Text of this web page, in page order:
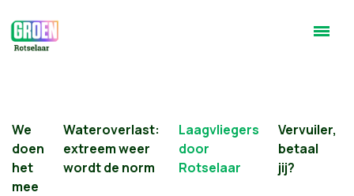
We
doen
het
mee
Wateroverlast:
extreem weer
wordt de norm
Laagvliegers
door
Rotselaar
Vervuiler,
betaal
jij?